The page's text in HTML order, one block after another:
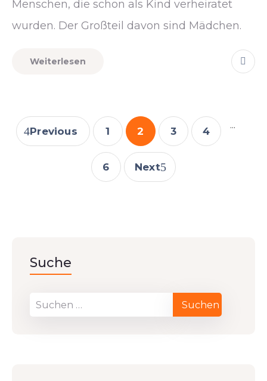
Menschen, die schon als Kind verheiratet
wurden. Der Großteil davon sind Mädchen.
Weiterlesen
Previous 1 2 3 4
...
6 Next
Suche